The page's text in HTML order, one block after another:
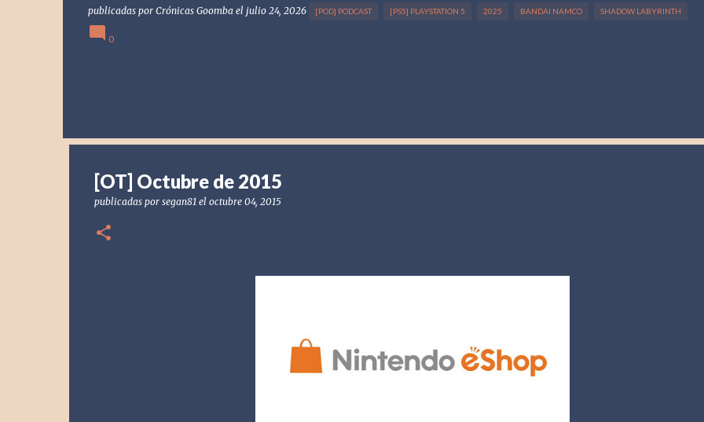
publicadas por Crónicas Goomba el julio 24, 2026 [POD] PODCAST [PS5] PLAYSTATION 5 2025 BANDAI NAMCO SHADOW LABYRINTH
0
[OT] Octubre de 2015
publicadas por segan81 el octubre 04, 2015